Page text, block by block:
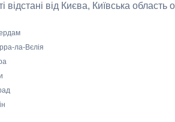
відстані від Києва, Київська
ла-Вєлія